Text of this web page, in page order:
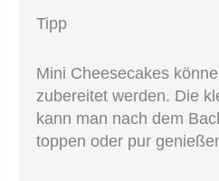
Tipp
Mini Cheesecakes
zubereitet werden. Die
kann man nach dem
toppen oder pur